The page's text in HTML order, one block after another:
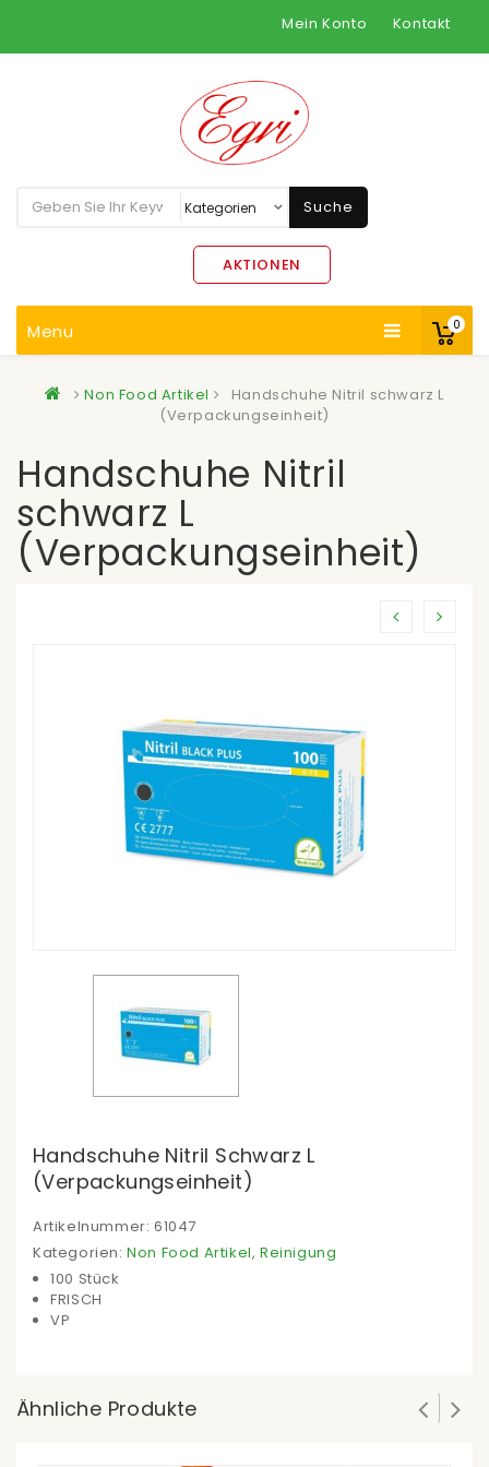
Mein Konto Kontakt
0
Suche
AKTIONEN
Menu
Non Food Artikel
Handschuhe Nitril schwarz L
(Verpackungseinheit)
Handschuhe Nitril
schwarz L
(Verpackungseinheit)
Handschuhe Nitril Schwarz L
(Verpackungseinheit)
Artikelnummer: 61047
Kategorien:Non Food Artikel,Reinigung
100 Stück
FRISCH
VP
Ähnliche Produkte